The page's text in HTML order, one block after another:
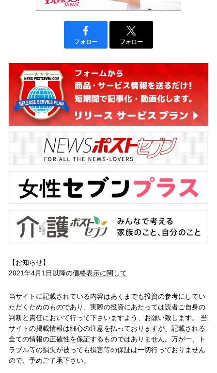
フォロー フォロー
【お知らせ】
2021年4月1日以降の価格表示に関して
当サイトに記載されている内容はあくまでも投資の参考にしてい
ただくためのものであり、実際の投資にあたっては読者ご自身の
判断と責任において行って下さいますよう、お願い致します。 当
サイトの掲載情報は細心の注意を払っておりますが、記載される
全ての情報の正確性を保証するものではありません。万が一、ト
ラブル等の損失が被っても損害等の保証は一切行っておりません
ので、予めご了承下さい。